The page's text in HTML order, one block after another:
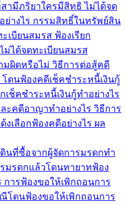
ามีภริยาใครมีสิทธิ ไม่ได้จด
ย่างไร กรรมสิทธิ์ในทรัพย์สิน
เบียนสมรส ฟ้องเรียก
ม่ได้จดทะเบียนสมรส
มผิดหรือไม่ วิธีการต่อสู้คดี
ดนฟ้องคดีเช็คชำระหนี้เงินกู้
ช็คชำระหนี้เงินกู้ทำอย่างไร
ะคดีอาญาทำอย่างไร วิธีการ
งเลือกฟ้องคดีอย่างไร ผล
นที่ซื้อจากผู้จัดการมรดกทำ
มรดกแล้วโดนทายาทฟ้อง
การฟ้องขอให้เพิกถอนการ
โดนฟ้องขอให้เพิกถอนการ